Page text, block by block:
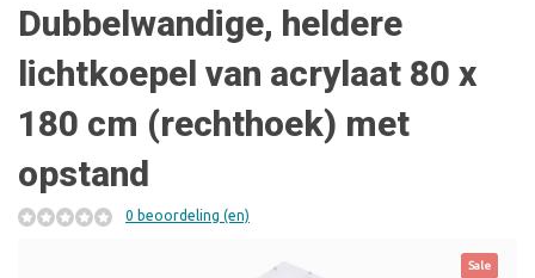
Dubbelwandige, heldere
lichtkoepel van acrylaat 80 x
180 cm (rechthoek) met
opstand
0 beoordeling (en)
Sale